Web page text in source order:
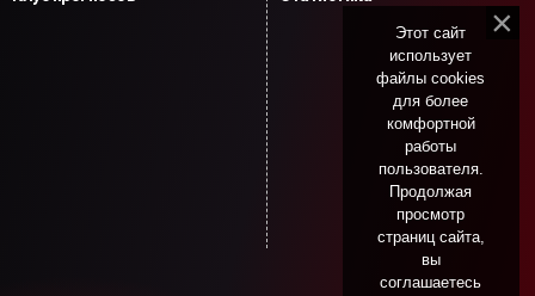
Этот сайт
использует
файлы cookies
для более
комфортной
работы
пользователя.
Продолжая
просмотр
страниц сайта,
вы
соглашаетесь